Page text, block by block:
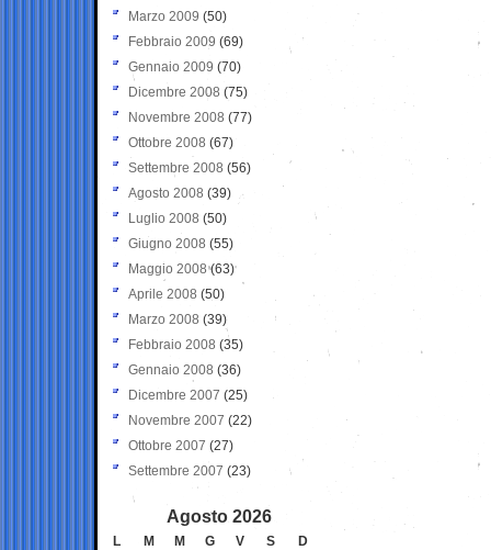
Marzo 2009 (50)
Febbraio 2009 (69)
Gennaio 2009 (70)
Dicembre 2008 (75)
Novembre 2008 (77)
Ottobre 2008 (67)
Settembre 2008 (56)
Agosto 2008 (39)
Luglio 2008 (50)
Giugno 2008 (55)
Maggio 2008(63)
Aprile 2008 (50)
Marzo 2008 (39)
Febbraio 2008 (35)
Gennaio 2008 (36)
Dicembre 2007 (25)
Novembre 2007 (22)
Ottobre 2007 (27)
Settembre 2007 (23)
Agosto 2026
L M M G V S
D